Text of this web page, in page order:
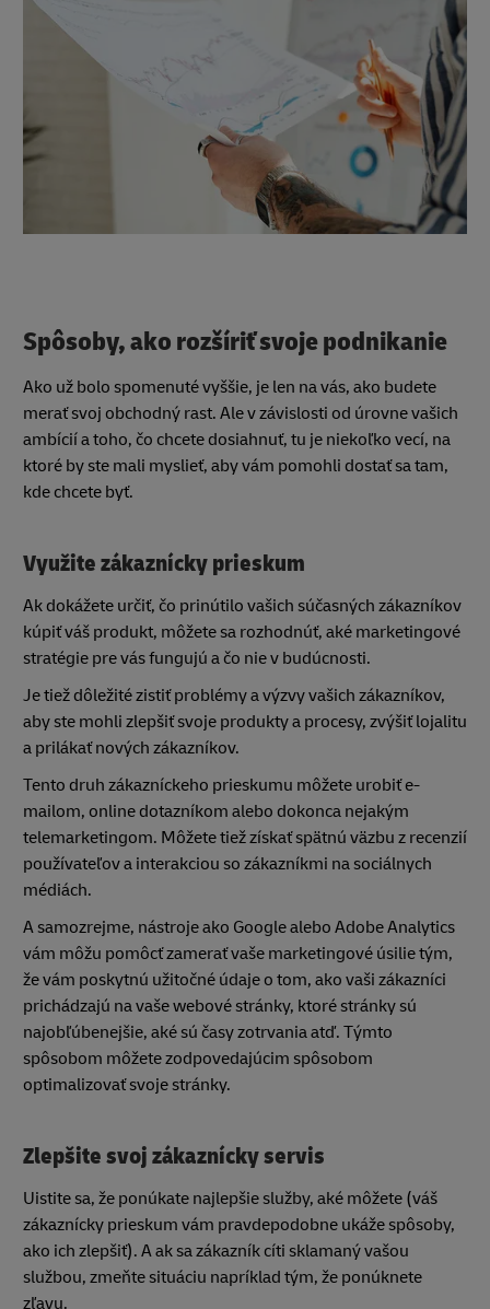
Spôsoby, ako rozšíriť svoje podnikanie
Ako už bolo spomenuté vyššie, je len na vás, ako budete
merať svoj obchodný rast. Ale v závislosti od úrovne vašich
ambícií a toho, čo chcete dosiahnuť, tu je niekoľko vecí, na
ktoré by ste mali myslieť, aby vám pomohli dostať sa tam,
kde chcete byť.
Využite zákaznícky prieskum
Ak dokážete určiť, čo prinútilo vašich súčasných zákazníkov
kúpiť váš produkt, môžete sa rozhodnúť, aké marketingové
stratégie pre vás fungujú a čo nie v budúcnosti.
Je tiež dôležité zistiť problémy a výzvy vašich zákazníkov,
aby ste mohli zlepšiť svoje produkty a procesy, zvýšiť lojalitu
a prilákať nových zákazníkov.
Tento druh zákazníckeho prieskumu môžete urobiť e-
mailom, online dotazníkom alebo dokonca nejakým
telemarketingom. Môžete tiež získať spätnú väzbu z recenzií
používateľov a interakciou so zákazníkmi na sociálnych
médiách.
A samozrejme, nástroje ako Google alebo Adobe Analytics
vám môžu pomôcť zamerať vaše marketingové úsilie tým,
že vám poskytnú užitočné údaje o tom, ako vaši zákazníci
prichádzajú na vaše webové stránky, ktoré stránky sú
najobľúbenejšie, aké sú časy zotrvania atď. Týmto
spôsobom môžete zodpovedajúcim spôsobom
optimalizovať svoje stránky.
Zlepšite svoj zákaznícky servis
Uistite sa, že ponúkate najlepšie služby, aké môžete (váš
zákaznícky prieskum vám pravdepodobne ukáže spôsoby,
ako ich zlepšiť). A ak sa zákazník cíti sklamaný vašou
službou, zmeňte situáciu napríklad tým, že ponúknete
zľavu.